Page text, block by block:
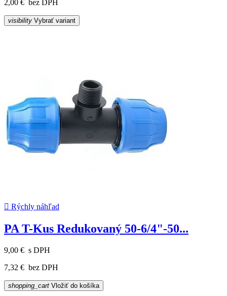
2,00 € bez DPH
visibility Vybrať variant
 Rýchly náhľad
PA T-Kus Redukovaný 50-6/4"-50...
9,00 € s DPH
7,32 € bez DPH
shopping_cart Vložiť do košíka